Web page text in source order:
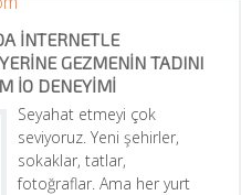
İNTERNETLE
GEZMENIN TADINI
IO DENEYIMI
Seyahat etmeyi çok
seviyoruz. Yeni şehirler,
sokaklar, tatlar,
fotoğraflar. Ama her yurt